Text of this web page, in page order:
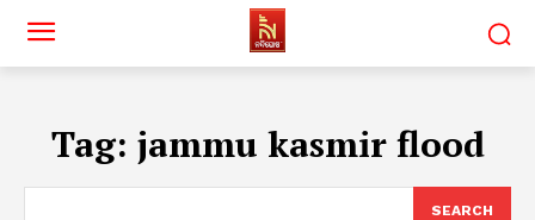
Tag: jammu kasmir flood
SEARCH